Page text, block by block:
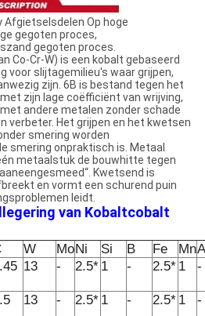
Afgietselsdelen Op hoge
gegoten proces,
gegoten proces.
Co-Cr-W) is een kobalt gebaseerd
voor slijtagemilieu's waar grijpen,
zijn. 6B is bestand tegen het
zijn lage coëfficiënt van wrijving,
andere metalen zonder schade
verbeter. Het grijpen en het kwetsen
smering worden
smering onpraktisch is. Metaal
metaalstuk de bouwhitte tegen
Kwetsend is
en vormt een schurend puin
leidt.
van Kobaltcobalt
W MoNi Si B Fe Mn
13 - 2.5* 1 - 2.5* 1 -
13 - 2.5* 1 - 2.5* 1 -